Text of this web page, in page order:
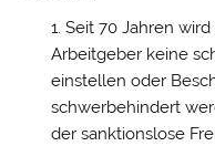
Seit 70 Jahren
Arbeitgeber keine
einstellen oder
schwerbehindert
der sanktionslose